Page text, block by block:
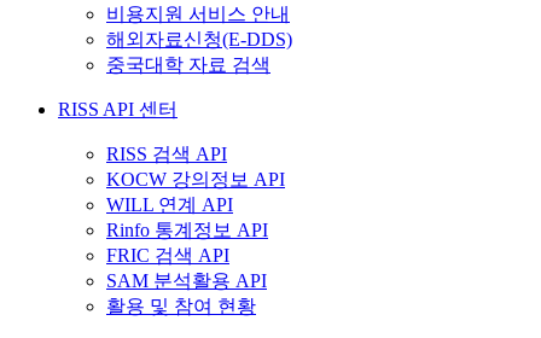
비용지원 서비스 안내
해외자료신청(E-DDS)
중국대학 자료 검색
RISS API 센터
RISS 검색 API
KOCW 강의정보 API
WILL 연계 API
Rinfo 통계정보 API
FRIC 검색 API
SAM 분석활용 API
활용 및 참여 현황